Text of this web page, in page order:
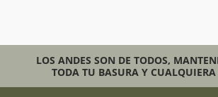
LOS ANDES SON DE TODOS,
TODA TU BASURA Y CUALQUIERA